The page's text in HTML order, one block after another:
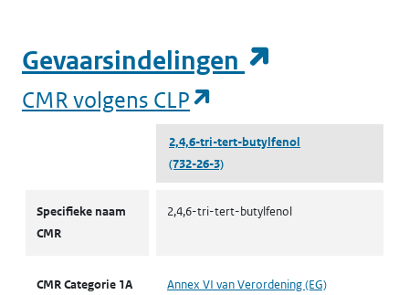
Gevaarsindelingen
CMR volgens CLP
2,4,6-tri-tert-butylfenol
(732-26-3)
Specifieke naam
CMR
2,4,6-tri-tert-butylfenol
CMR Categorie 1A
Annex VI van Verordening (EG)